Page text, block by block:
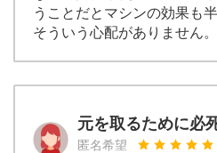
うことだとマシンの効果も
そういう心配がありません。
元を取るために必
匿名希望